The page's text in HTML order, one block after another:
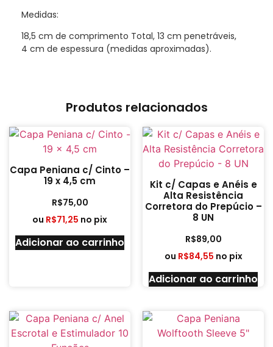
Medidas:
18,5 cm de comprimento Total, 13 cm penetráveis,
4 cm de espessura (medidas aproximadas).
Produtos relacionados
Capa Peniana c/ Cinto –
19 x 4,5 cm
R$75,00
ou R$71,25 no pix
Adicionar ao carrinho
Kit c/ Capas e Anéis e
Alta Resistência
Corretora do Prepúcio –
8 UN
R$89,00
ou R$84,55 no pix
Adicionar ao carrinho